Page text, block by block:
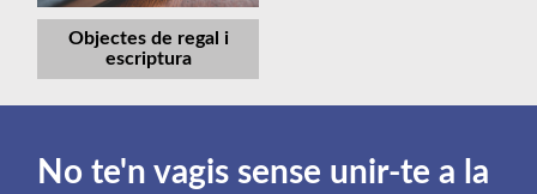
Objectes de regal i
escriptura
No te'n vagis sense unir-te a la